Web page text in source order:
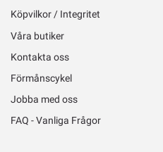
Köpvilkor / Integritet
Våra butiker
Kontakta oss
Förmånscykel
Jobba med oss
FAQ - Vanliga Frågor